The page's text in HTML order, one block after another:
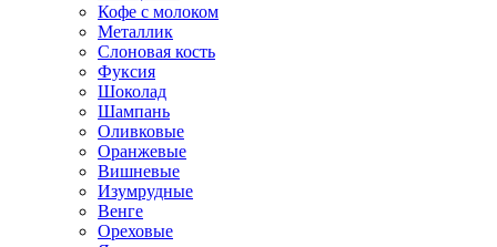
Кофе с молоком
Металлик
Слоновая кость
Фуксия
Шоколад
Шампань
Оливковые
Оранжевые
Вишневые
Изумрудные
Венге
Ореховые